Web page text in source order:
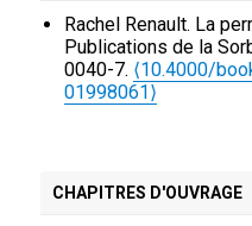
commun,
ordinaires en
2017, 119 (3), pp.79-
⟨hal-01998012⟩
Rachel Renault. (Ne
pp.299-310.
Rachel Renault. La
Publications de la
0040-7. ⟨10.4000/
01998061⟩
CHAPITRES D'OUVRAGE